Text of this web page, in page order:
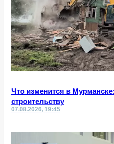
Что изменится в
строительству
07.08.2026, 19:45